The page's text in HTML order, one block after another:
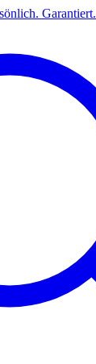
Garantiert.